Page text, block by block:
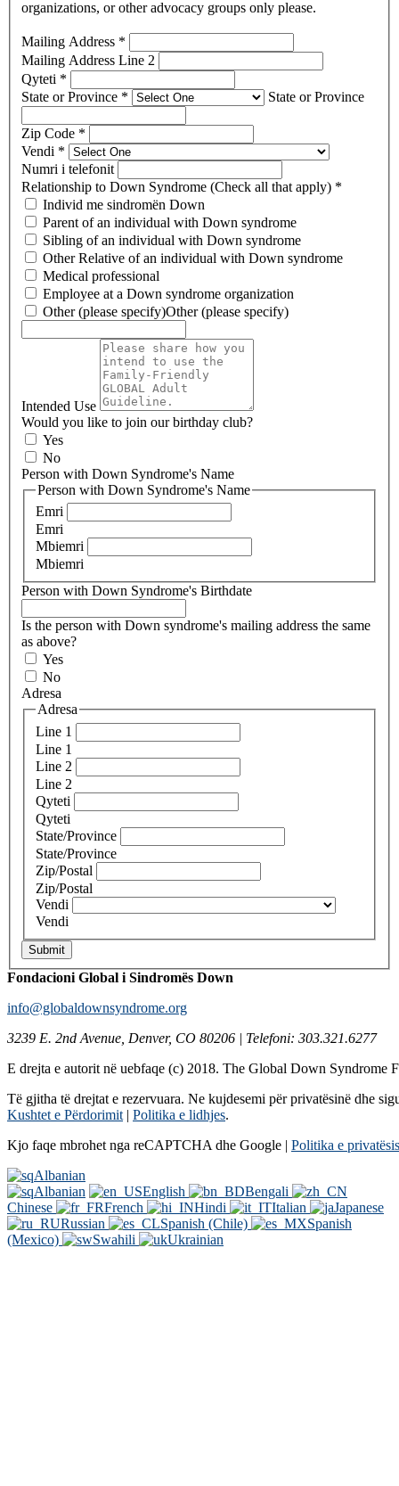
organizations, or other advocacy groups only please.
Mailing Address *
Mailing Address Line 2
Qyteti *
State or Province * State or Province
Zip Code *
Vendi *
Numri i telefonit
Relationship to Down Syndrome (Check all that apply) *
Individ me sindromën Down
Parent of an individual with Down syndrome
Sibling of an individual with Down syndrome
Other Relative of an individual with Down syndrome
Medical professional
Employee at a Down syndrome organization
Other (please specify)Other (please specify)
Intended Use
Would you like to join our birthday club?
Yes
No
Person with Down Syndrome's Name
Person with Down Syndrome's Name
Emri
Emri
Mbiemri
Mbiemri
Person with Down Syndrome's Birthdate
Is the person with Down syndrome's mailing address the same
as above?
Yes
No
Adresa
Adresa
Line 1
Line 1
Line 2
Line 2
Qyteti
Qyteti
State/Province
State/Province
Zip/Postal
Zip/Postal
Vendi
Vendi
Submit
Fondacioni Global i Sindromës Down
info@globaldownsyndrome.org
3239 E. 2nd Avenue, Denver, CO 80206 | Telefoni: 303.321.6277
E drejta e autorit në uebfaqe (c) 2018. The Global Down Syndrome
Të gjitha të drejtat e rezervuara. Ne kujdesemi për privatësinë dhe
Kushtet e Përdorimit | Politika e lidhjes.
Kjo faqe mbrohet nga reCAPTCHA dhe Google | Politika e
Albanian
Albanian
English
Bengali
Chinese
French Hindi Italian
Japanese
Russian
Spanish (Chile)
Spanish
(Mexico)
Swahili Ukrainian